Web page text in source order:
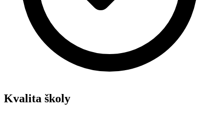
Kvalita školy